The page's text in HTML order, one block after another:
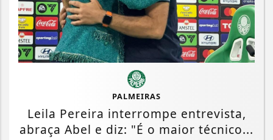
PALMEIRAS
Leila Pereira interrompe entrevista,
abraça Abel e diz: "É o maior técnico...